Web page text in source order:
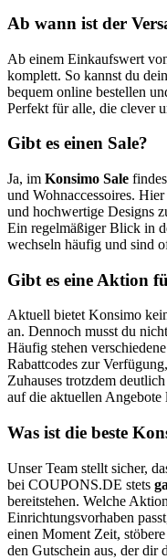
Ab wann ist der
Ab einem Einkaufswert
komplett. So kannst du
bequem online bestellen
Perfekt für alle, die clever
Gibt es einen Sale?
Ja, im Konsimo Sale
und Wohnaccessoires.
und hochwertige Designs
Ein regelmäßiger Blick in
wechseln häufig und sind
Gibt es eine Aktion
Aktuell bietet Konsimo
an. Dennoch musst du
Häufig stehen
Rabattcodes zur
Zuhauses trotzdem
auf die aktuellen
Was ist die beste
Unser Team stellt sicher,
bei COUPONS.DE stets
bereitstehen. Welche
Einrichtungsvorhaben
einen Moment Zeit,
den Gutschein aus, der dir